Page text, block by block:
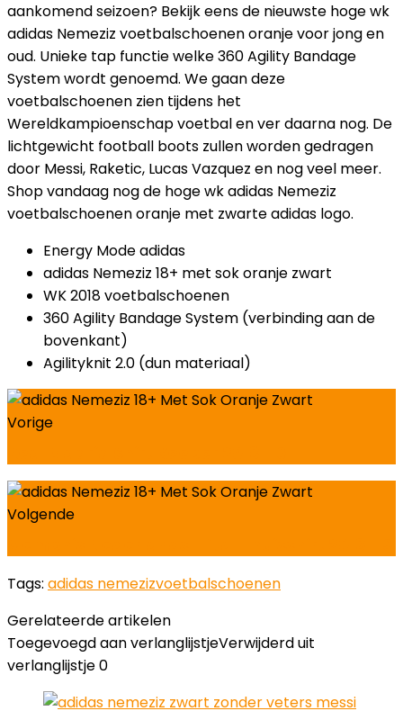
aankomend seizoen? Bekijk eens de nieuwste hoge wk
adidas Nemeziz voetbalschoenen oranje voor jong en
oud. Unieke tap functie welke 360 Agility Bandage
System wordt genoemd. We gaan deze
voetbalschoenen zien tijdens het
Wereldkampioenschap voetbal en ver daarna nog. De
lichtgewicht football boots zullen worden gedragen
door Messi, Raketic, Lucas Vazquez en nog veel meer.
Shop vandaag nog de hoge wk adidas Nemeziz
voetbalschoenen oranje met zwarte adidas logo.
Energy Mode adidas
adidas Nemeziz 18+ met sok oranje zwart
WK 2018 voetbalschoenen
360 Agility Bandage System (verbinding aan de
bovenkant)
Agilityknit 2.0 (dun materiaal)
Vorige
Volgende
Tags: adidas nemezizvoetbalschoenen
Gerelateerde artikelen
Toegevoegd aan verlanglijstjeVerwijderd uit
verlanglijstje0